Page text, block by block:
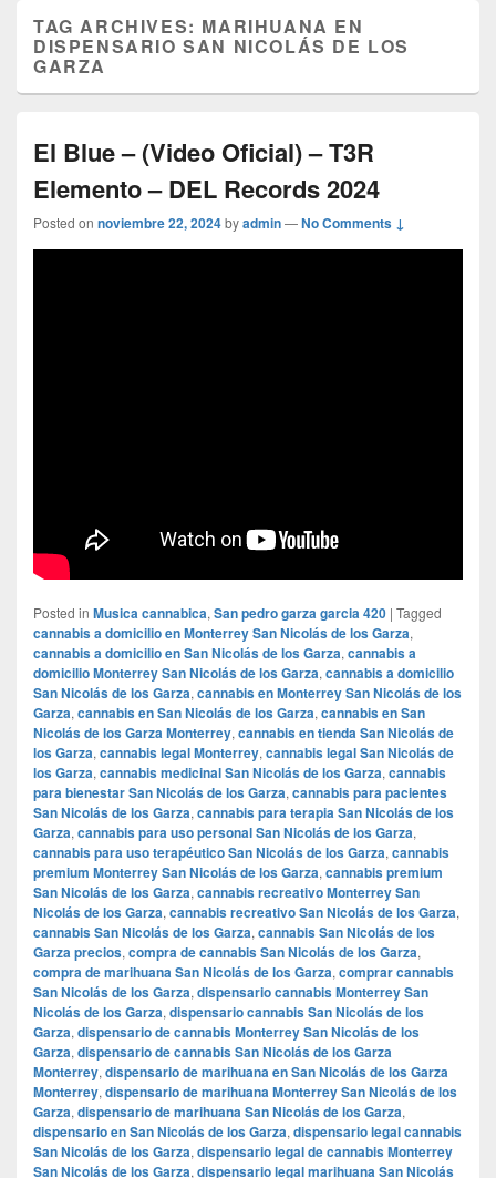
TAG ARCHIVES: MARIHUANA EN
DISPENSARIO SAN NICOLÁS DE LOS
GARZA
El Blue – (Video Oficial) – T3R
Elemento – DEL Records 2024
Posted on noviembre 22, 2024byadmin—No Comments ↓
Posted in Musica cannabica, San pedro garza garcia 420 | Tagged
cannabis a domicilio en Monterrey San Nicolás de los Garza,
cannabis a domicilio en San Nicolás de los Garza, cannabis a
domicilio Monterrey San Nicolás de los Garza, cannabis a domicilio
San Nicolás de los Garza, cannabis en Monterrey San Nicolás de los
Garza, cannabis en San Nicolás de los Garza, cannabis en San
Nicolás de los Garza Monterrey, cannabis en tienda San Nicolás de
los Garza, cannabis legal Monterrey, cannabis legal San Nicolás de
los Garza, cannabis medicinal San Nicolás de los Garza, cannabis
para bienestar San Nicolás de los Garza, cannabis para pacientes
San Nicolás de los Garza, cannabis para terapia San Nicolás de los
Garza, cannabis para uso personal San Nicolás de los Garza,
cannabis para uso terapéutico San Nicolás de los Garza, cannabis
premium Monterrey San Nicolás de los Garza, cannabis premium
San Nicolás de los Garza, cannabis recreativo Monterrey San
Nicolás de los Garza, cannabis recreativo San Nicolás de los Garza,
cannabis San Nicolás de los Garza, cannabis San Nicolás de los
Garza precios, compra de cannabis San Nicolás de los Garza,
compra de marihuana San Nicolás de los Garza, comprar cannabis
San Nicolás de los Garza, dispensario cannabis Monterrey San
Nicolás de los Garza, dispensario cannabis San Nicolás de los
Garza, dispensario de cannabis Monterrey San Nicolás de los
Garza, dispensario de cannabis San Nicolás de los Garza
Monterrey, dispensario de marihuana en San Nicolás de los Garza
Monterrey, dispensario de marihuana Monterrey San Nicolás de los
Garza, dispensario de marihuana San Nicolás de los Garza,
dispensario en San Nicolás de los Garza, dispensario legal cannabis
San Nicolás de los Garza, dispensario legal de cannabis Monterrey
San Nicolás de los Garza, dispensario legal marihuana San Nicolás